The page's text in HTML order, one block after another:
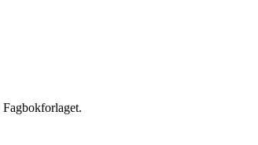
Fagbokforlaget.